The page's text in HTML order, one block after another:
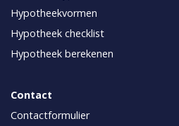
Hypotheekvormen
Hypotheek checklist
Hypotheek berekenen
Contact
Contactformulier